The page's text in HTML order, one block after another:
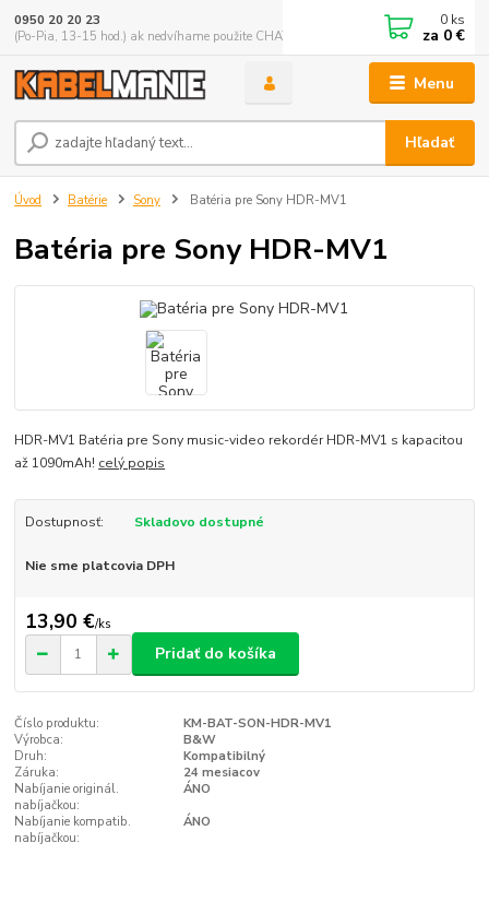
Menu
Hľadať
0950 20 20 23
(Po-Pia, 13-15 hod.) ak nedvíhame použite CHATBOX
0 ks
za 0 €
Úvod Batérie Sony Batéria pre Sony HDR-MV1
Batéria pre Sony HDR-MV1
HDR-MV1 Batéria pre Sony music-video rekordér HDR-MV1 s kapacitou
až 1090mAh! celý popis
Dostupnosť: Skladovo dostupné
Nie sme platcovia DPH
13,90 €/ks
Pridať do košíka
Číslo produktu:
KM-BAT-SON-HDR-MV1
Výrobca:
B&W
Druh:
Kompatibilný
Záruka:
24 mesiacov
Nabíjanie originál.
nabíjačkou:
ÁNO
Nabíjanie kompatib.
nabíjačkou:
ÁNO